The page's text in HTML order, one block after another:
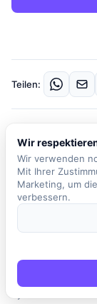
Teilen:
In einer
Unternehmen
richtigen
gelingt nur mit
deren Wissen,
Erfolg der
mittlere
langjährige und
In dieser Position
Wir
Wir verwenden
Mit Ihrer
Marketing, um
verbessern.